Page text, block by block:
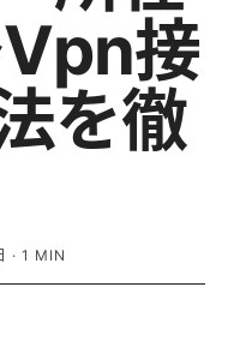
接
を徹
· 1 MIN